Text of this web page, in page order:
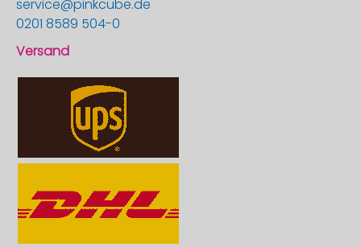
service@pinkcube.de
0201 8589 504-0
Versand